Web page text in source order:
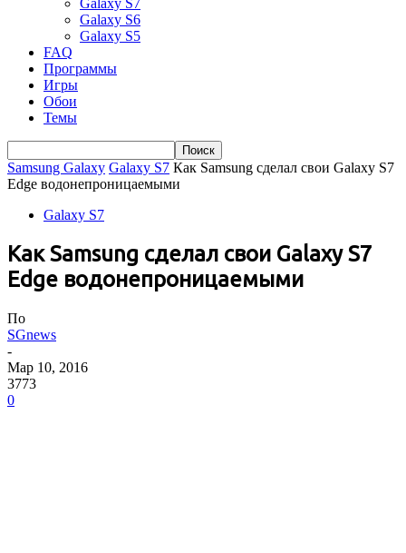
Galaxy S7
Galaxy S6
Galaxy S5
FAQ
Программы
Игры
Обои
Темы
Samsung Galaxy Galaxy S7 Как Samsung сделал свои Galaxy S7
Edge водонепроницаемыми
Galaxy S7
Как Samsung сделал свои Galaxy S7
Edge водонепроницаемыми
По
SGnews
-
Мар 10, 2016
3773
0